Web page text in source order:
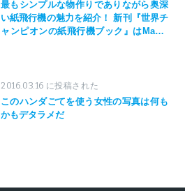
最もシンプルな物作りでありながら奥深
い紙飛行機の魅力を紹介！ 新刊『世界チ
ャンピオンの紙飛行機ブック』はMaker
2016.03.16 に投稿された
このハンダごてを使う女性の写真は何も
かもデタラメだ